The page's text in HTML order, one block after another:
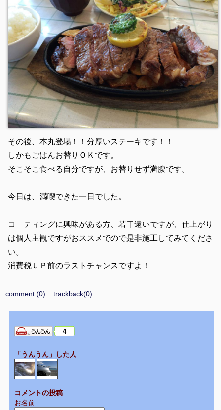
その後、本丸登場！！分厚いステーキです！！
しかもごはんお替りＯＫです。
そこそこ食べる自分ですが、お替りせず満腹です。
今日は、満喫できた一日でした。
コーティングに興味がある方、若干遠いですが、仕上がり
は個人主観ですがおススメでので是非施工してみてくださ
い。
消費税ＵＰ前のラストチャンスですよ！
comment (0) trackback(0)
4
「うんうん」した人
コメントの投稿
お名前